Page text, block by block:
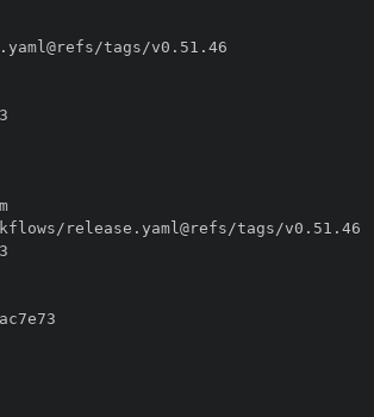
//token.actions.githubusercontent.com